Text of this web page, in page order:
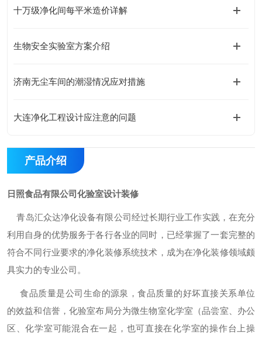
十万级净化间每平米造价详解
生物安全实验室方案介绍
济南无尘车间的潮湿情况应对措施
大连净化工程设计应注意的问题
产品介绍
日照食品有限公司化验室设计装修
青岛汇众达净化设备有限公司经过长期行业工作实践，在充分
利用自身的优势服务于各行各业的同时，已经掌握了一套完整的
符合不同行业要求的净化装修系统技术，成为在净化装修领域颇
具实力的专业公司。
食品质量是公司生命的源泉，食品质量的好坏直接关系单位
的效益和信誉，化验室布局分为微生物室化学室（品尝室、办公
区、化学室可能混合在一起，也可直接在化学室的操作台上操